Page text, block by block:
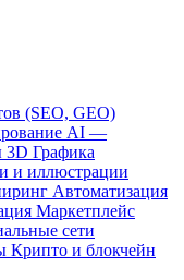
(SEO, GEO)
AI —
3D Графика
и иллюстрации
Автоматизация
Маркетплейс
сети
Крипто и блокчейн